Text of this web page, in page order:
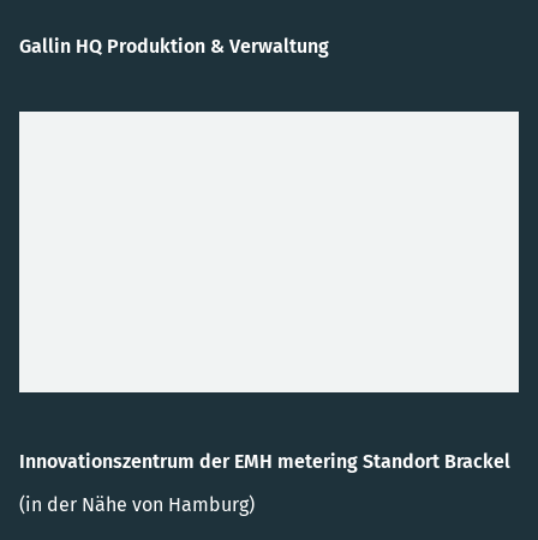
Gallin HQ Produktion & Verwaltung
Innovationszentrum der EMH metering Standort Brackel
(in der Nähe von Hamburg)